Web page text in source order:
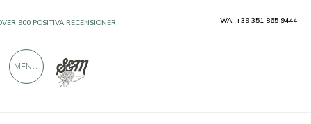
900 POSITIVA RECENSIONER WA: +39 351 865 9444
MENU